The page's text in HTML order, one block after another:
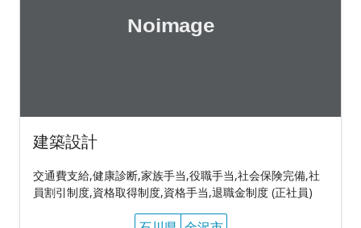
建築設計
交通費支給,健康診断,家族手当,役職手当,社会保険完備,社
員割引制度,資格取得制度,資格手当,退職金制度 (正社員)